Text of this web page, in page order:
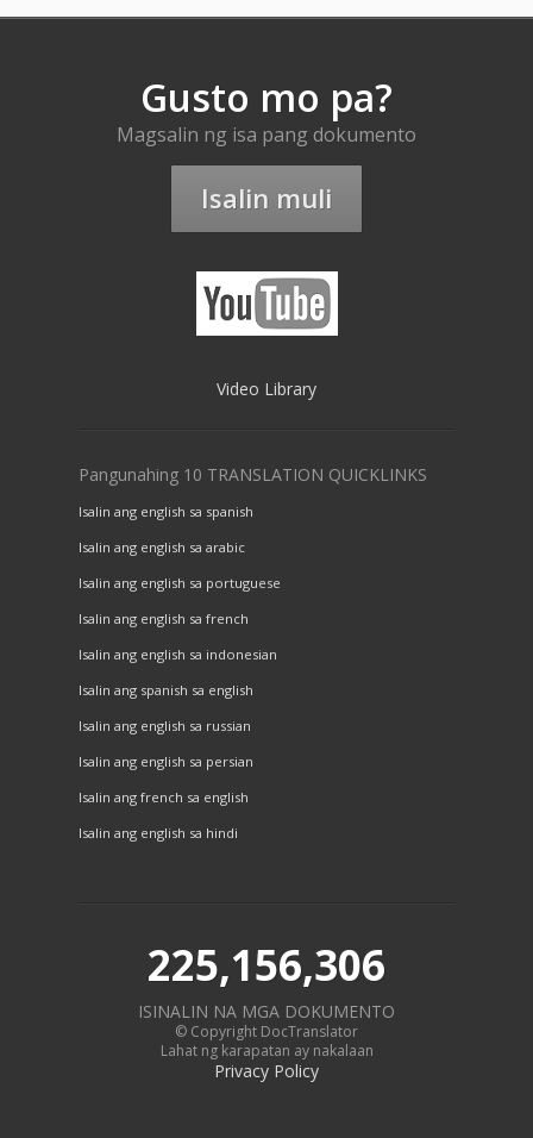
Gusto mo pa?
Magsalin ng isa pang dokumento
Isalin muli
Video Library
Pangunahing 10 TRANSLATION QUICKLINKS
Isalin ang english sa spanish
Isalin ang english sa arabic
Isalin ang english sa portuguese
Isalin ang english sa french
Isalin ang english sa indonesian
Isalin ang spanish sa english
Isalin ang english sa russian
Isalin ang english sa persian
Isalin ang french sa english
Isalin ang english sa hindi
225,156,306
ISINALIN NA MGA DOKUMENTO
© Copyright DocTranslator
Lahat ng karapatan ay nakalaan
Privacy Policy